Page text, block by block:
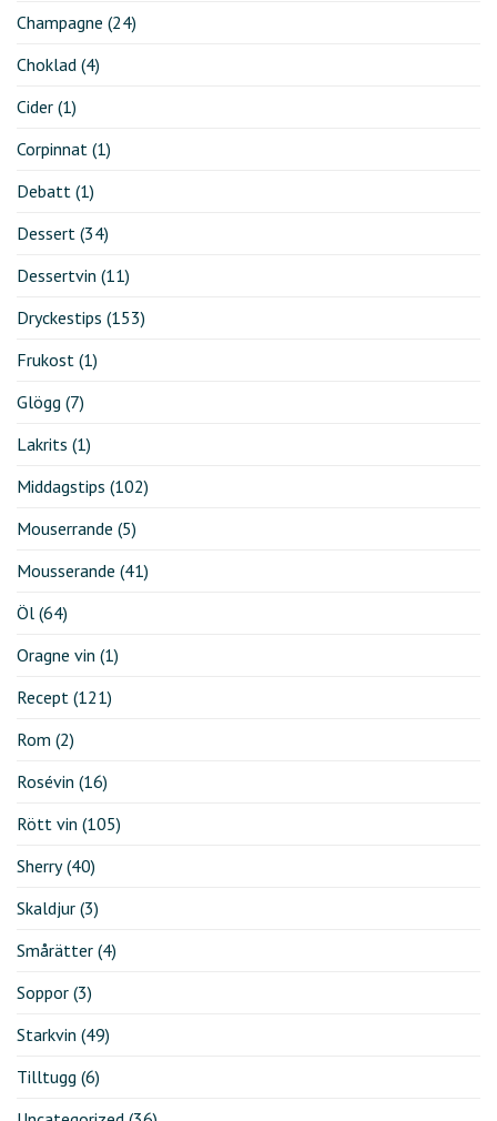
Champagne (24)
Choklad (4)
Cider (1)
Corpinnat (1)
Debatt (1)
Dessert (34)
Dessertvin (11)
Dryckestips (153)
Frukost (1)
Glögg (7)
Lakrits (1)
Middagstips (102)
Mouserrande (5)
Mousserande (41)
Öl (64)
Oragne vin (1)
Recept (121)
Rom (2)
Rosévin (16)
Rött vin (105)
Sherry(40)
Skaldjur (3)
Smårätter (4)
Soppor (3)
Starkvin (49)
Tilltugg (6)